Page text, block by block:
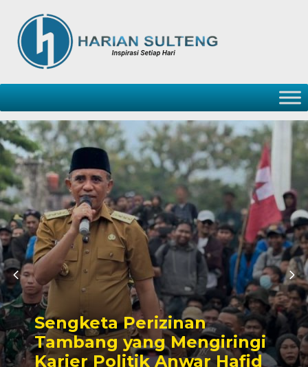
Sengketa Perizinan
Tambang yang Mengiringi
Karier Politik Anwar Hafid